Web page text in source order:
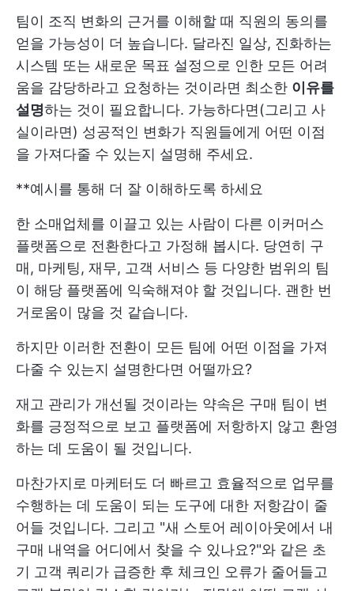
팀이 조직 변화의 근거를 이해할 때 직원의 동의를
얻을 가능성이 더 높습니다. 달라진 일상, 진화하는
시스템 또는 새로운 목표 설정으로 인한 모든 어려
움을 감당하라고 요청하는 것이라면 최소한 이유를
설명하는 것이 필요합니다. 가능하다면(그리고 사
실이라면) 성공적인 변화가 직원들에게 어떤 이점
을 가져다줄 수 있는지 설명해 주세요.
**예시를 통해 더 잘 이해하도록 하세요
한 소매업체를 이끌고 있는 사람이 다른 이커머스
플랫폼으로 전환한다고 가정해 봅시다. 당연히 구
매, 마케팅, 재무, 고객 서비스 등 다양한 범위의 팀
이 해당 플랫폼에 익숙해져야 할 것입니다. 괜한 번
거로움이 많을 것 같습니다.
하지만 이러한 전환이 모든 팀에 어떤 이점을 가져
다줄 수 있는지 설명한다면 어떨까요?
재고 관리가 개선될 것이라는 약속은 구매 팀이 변
화를 긍정적으로 보고 플랫폼에 저항하지 않고 환영
하는 데 도움이 될 것입니다.
마찬가지로 마케터도 더 빠르고 효율적으로 업무를
수행하는 데 도움이 되는 도구에 대한 저항감이 줄
어들 것입니다. 그리고 "새 스토어 레이아웃에서 내
구매 내역을 어디에서 찾을 수 있나요?"와 같은 초
기 고객 쿼리가 급증한 후 체크인 오류가 줄어들고